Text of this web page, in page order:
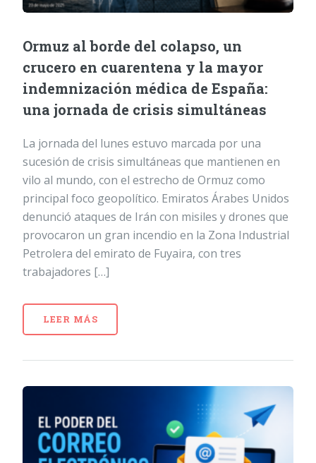
Ormuz al borde del colapso, un
crucero en cuarentena y la mayor
indemnización médica de España:
una jornada de crisis simultáneas
La jornada del lunes estuvo marcada por una
sucesión de crisis simultáneas que mantienen en
vilo al mundo, con el estrecho de Ormuz como
principal foco geopolítico. Emiratos Árabes Unidos
denunció ataques de Irán con misiles y drones que
provocaron un gran incendio en la Zona Industrial
Petrolera del emirato de Fuyaira, con tres
trabajadores […]
LEER MÁS